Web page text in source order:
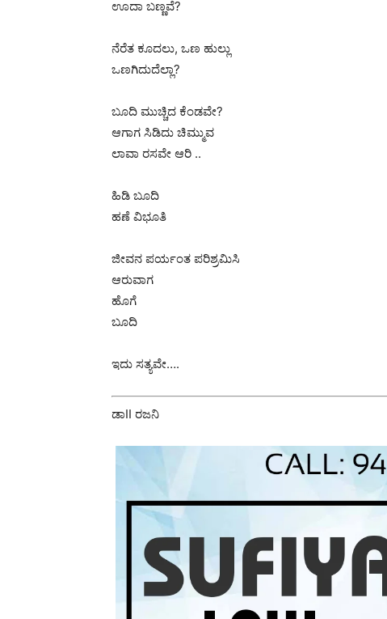
ಊದಾ ಬಣ್ಣವೆ?
ನೆರೆತ ಕೂದಲು, ಒಣ ಹುಲ್ಲು
ಒಣಗಿದುದೆಲ್ಲಾ?
ಬೂದಿ ಮುಚ್ಚಿದ ಕೆಂಡವೇ?
ಆಗಾಗ ಸಿಡಿದು ಚಿಮ್ಮುವ
ಲಾವಾ ರಸವೇ ಆರಿ ..
ಹಿಡಿ ಬೂದಿ
ಹಣೆ ವಿಭೂತಿ
ಜೀವನ ಪರ್ಯಂತ ಪರಿಶ್ರಮಿಸಿ
ಆರುವಾಗ
ಹೊಗೆ
ಬೂದಿ
ಇದು ಸತ್ಯವೇ….
ಡಾII ರಜನಿ